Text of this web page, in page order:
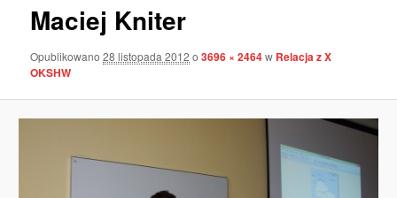
Maciej Kniter
Opublikowano28 listopada 2012 o3696 × 2464w Relacja z X
OKSHW